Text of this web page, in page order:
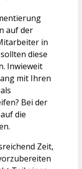
auf der
in
diese
Inwieweit
mit Ihren
Bei der
die
Zeit,